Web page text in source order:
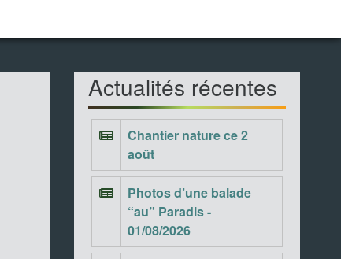
Actualités récentes
Chantier nature ce 2
août
Photos d’une balade
“au” Paradis -
01/08/2026